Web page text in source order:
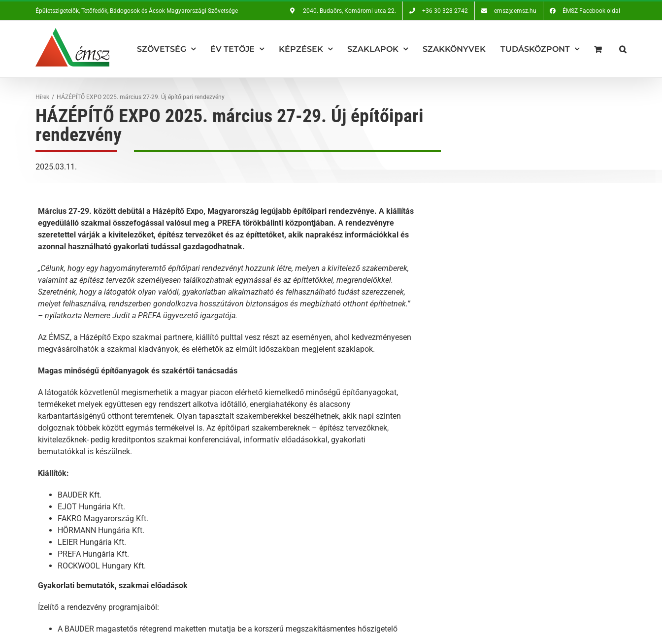
Épületszigetelők, Tetőfedők, Bádogosok és Ácsok Magyarországi Szövetsége 2040. Budaörs, Komáromi utca 22. +36 30 328 2742 emsz@emsz.hu ÉMSZ Facebook oldal
SZÖVETSÉG ÉV TETŐJE KÉPZÉSEK SZAKLAPOK SZAKKÖNYVEK TUDÁSKÖZPONT
Hírek HÁZÉPÍTŐ EXPO 2025. március 27-29. Új építőipari rendezvény
HÁZÉPÍTŐ EXPO 2025. március 27-29. Új építőipari
rendezvény
2025.03.11.
Március 27-29. között debütál a Házépítő Expo, Magyarország legújabb építőipari rendezvénye. A kiállítás
egyedülálló szakmai összefogással valósul meg a PREFA törökbálinti központjában. A rendezvényre
szeretettel várják a kivitelezőket, építész tervezőket és az építtetőket, akik naprakész információkkal és
azonnal használható gyakorlati tudással gazdagodhatnak.
„Célunk, hogy egy hagyományteremtő építőipari rendezvényt hozzunk létre, melyen a kivitelező szakemberek,
valamint az építész tervezők személyesen találkozhatnak egymással és az építtetőkkel, megrendelőkkel.
Szeretnénk, hogy a látogatók olyan valódi, gyakorlatban alkalmazható és felhasználható tudást szerezzenek,
melyet felhasználva, rendszerben gondolkozva hosszútávon biztonságos és megbízható otthont építhetnek.”
– nyilatkozta Nemere Judit a PREFA ügyvezető igazgatója.
Az ÉMSZ, a Házépítő Expo szakmai partnere, kiállító pulttal vesz részt az eseményen, ahol kedvezményesen
megvásárolhatók a szakmai kiadványok, és elérhetők az elmúlt időszakban megjelent szaklapok.
Magas minőségű építőanyagok és szakértői tanácsadás
A látogatók közvetlenül megismerhetik a magyar piacon elérhető kiemelkedő minőségű építőanyagokat,
termékeket melyek együttesen egy rendszert alkotva időtálló, energiahatékony és alacsony
karbantartásigényű otthont teremtenek. Olyan tapasztalt szakemberekkel beszélhetnek, akik napi szinten
dolgoznak többek között egymás termékeivel is. Az építőipari szakembereknek – építész tervezőknek,
kivitelezőknek- pedig kreditpontos szakmai konferenciával, informatív előadásokkal, gyakorlati
bemutatókkal is készülnek.
Kiállítók:
BAUDER Kft.
EJOT Hungária Kft.
FAKRO Magyarország Kft.
HÖRMANN Hungária Kft.
LEIER Hungária Kft.
PREFA Hungária Kft.
ROCKWOOL Hungary Kft.
Gyakorlati bemutatók, szakmai előadások
Ízelítő a rendezvény programjaiból:
A BAUDER magastetős rétegrend maketten mutatja be a korszerű megszakításmentes hőszigetelő